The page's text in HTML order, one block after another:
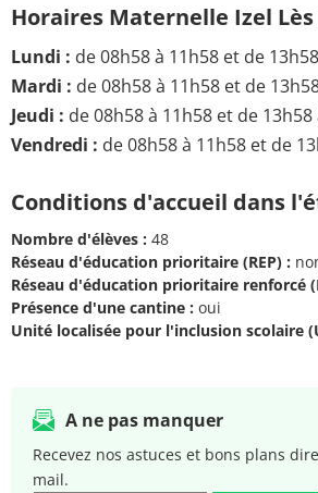
Horaires Maternelle Izel
Lundi : de 08h58 à 11h58 et de
Mardi : de 08h58 à 11h58 et de
Jeudi : de 08h58 à 11h58 et de 13h58
Vendredi : de 08h58 à 11h58 et de
Conditions d'accueil dans
Nombre d'élèves : 48
Réseau d'éducation prioritaire (REP) :
Réseau d'éducation prioritaire renforcé
Présence d'une cantine : oui
Unité localisée pour l'inclusion scolaire
A ne pas manquer
Recevez nos astuces et bons plans
mail.